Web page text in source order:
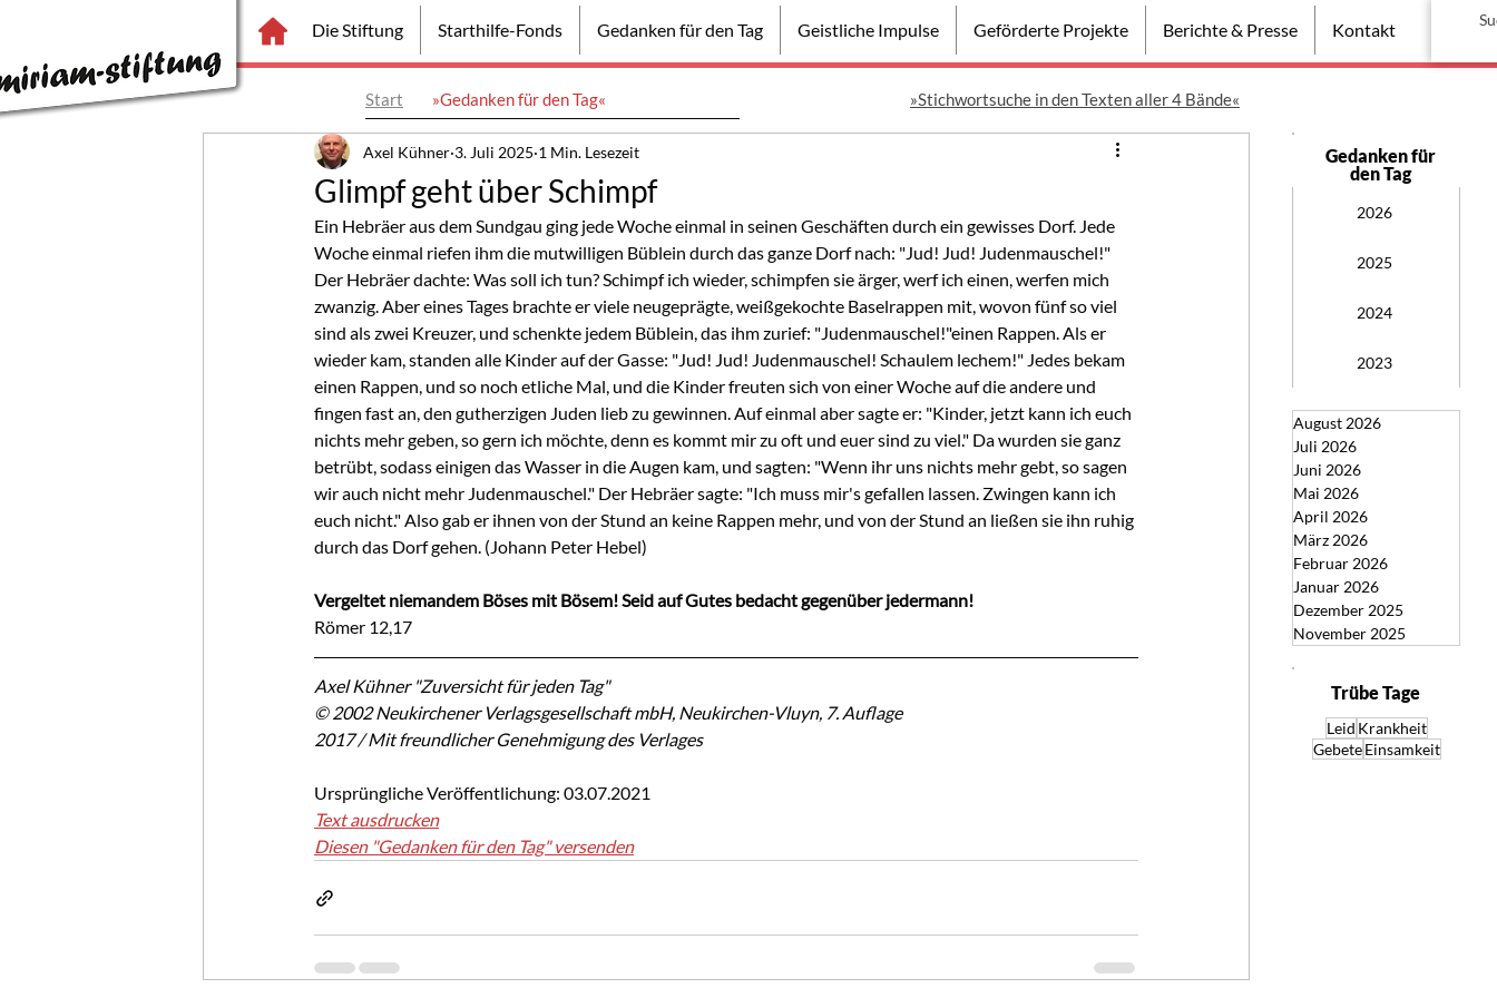
Die Stiftung Starthilfe-Fonds Gedanken für den Tag Geistliche Impulse Geförderte Projekte Berichte & Presse Kontakt
Start »Gedanken für den Tag«
Glimpf geht über Schimpf
Axel Kühner 3. Juli 2025 1 Min. Lesezeit
Ein Hebräer aus dem Sundgau ging jede Woche einmal in seinen Geschäften durch ein gewisses Dorf. Jede
Woche einmal riefen ihm die mutwilligen Büblein durch das ganze Dorf nach: "Jud! Jud! Judenmauschel!"
Der Hebräer dachte: Was soll ich tun? Schimpf ich wieder, schimpfen sie ärger, werf ich einen, werfen mich
zwanzig. Aber eines Tages brachte er viele neugeprägte, weißgekochte Baselrappen mit, wovon fünf so viel
sind als zwei Kreuzer, und schenkte jedem Büblein, das ihm zurief: "Judenmauschel!"einen Rappen. Als er
wieder kam, standen alle Kinder auf der Gasse: "Jud! Jud! Judenmauschel! Schaulem lechem!" Jedes bekam
einen Rappen, und so noch etliche Mal, und die Kinder freuten sich von einer Woche auf die andere und
fingen fast an, den gutherzigen Juden lieb zu gewinnen. Auf einmal aber sagte er: "Kinder, jetzt kann ich euch
nichts mehr geben, so gern ich möchte, denn es kommt mir zu oft und euer sind zu viel." Da wurden sie ganz
betrübt, sodass einigen das Wasser in die Augen kam, und sagten: "Wenn ihr uns nichts mehr gebt, so sagen
wir auch nicht mehr Judenmauschel." Der Hebräer sagte: "Ich muss mir's gefallen lassen. Zwingen kann ich
euch nicht." Also gab er ihnen von der Stund an keine Rappen mehr, und von der Stund an ließen sie ihn ruhig
durch das Dorf gehen. (Johann Peter Hebel)
Vergeltet niemandem Böses mit Bösem! Seid auf Gutes bedacht gegenüber jedermann!
Römer 12,17
Axel Kühner "Zuversicht für jeden Tag"
© 2002 Neukirchener Verlagsgesellschaft mbH, Neukirchen-Vluyn, 7. Auflage
2017 / Mit freundlicher Genehmigung des Verlages
Ursprüngliche Veröffentlichung: 03.07.2021
Text ausdrucken
Diesen "Gedanken für den Tag" versenden
Gedanken für
den Tag
2026
2025
2024
2023
August 2026
Juli 2026
Juni 2026
Mai 2026
April 2026
März 2026
Februar 2026
Januar 2026
Dezember 2025
November 2025
»Stichwortsuche in den Texten aller 4 Bände«
Trübe Tage
Leid Krankheit
Gebete Einsamkeit